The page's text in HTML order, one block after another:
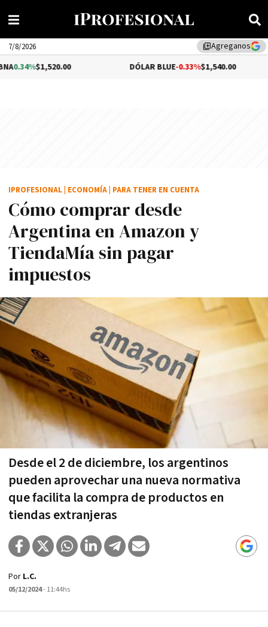
library_addAgreganos
7/8/2026
-0.33%$1,540.00
Cómo comprar desde
Argentina en Amazon y
TiendaMía sin pagar
impuestos
Desde el 2 de diciembre, los argentinos
pueden aprovechar una nueva normativa
que facilita la compra de productos en
tiendas extranjeras
IPROFESIONAL ECONOMÍA PARA TENER EN CUENTA
Por L.C.
05/12/2024- 11:44hs